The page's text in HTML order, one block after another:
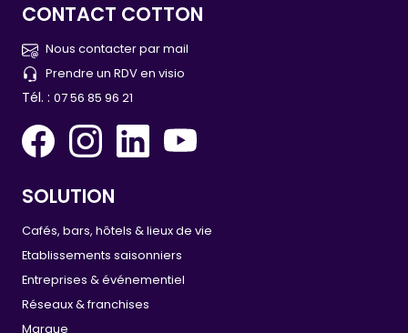
CONTACT COTTON
Nous contacter par mail
Prendre un RDV en visio
Tél. : 07 56 85 96 21
SOLUTION
Cafés, bars, hôtels & lieux de vie
Etablissements saisonniers
Entreprises & événementiel
Réseaux & franchises
Marque